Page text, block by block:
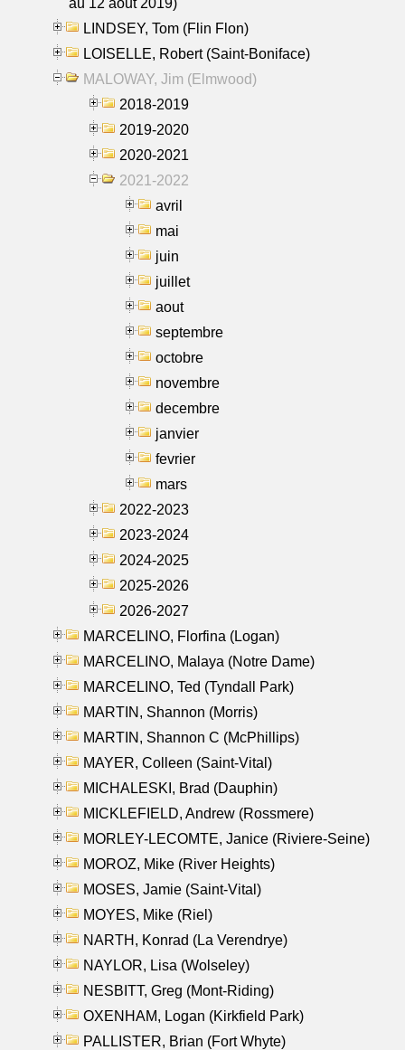
LINDSEY, Tom (Flin Flon)
LOISELLE, Robert (Saint-Boniface)
MALOWAY, Jim (Elmwood)
2018-2019
2019-2020
2020-2021
2021-2022
avril
mai
juin
juillet
aout
septembre
octobre
novembre
decembre
janvier
fevrier
mars
2022-2023
2023-2024
2024-2025
2025-2026
2026-2027
MARCELINO, Florfina (Logan)
MARCELINO, Malaya (Notre Dame)
MARCELINO, Ted (Tyndall Park)
MARTIN, Shannon (Morris)
MARTIN, Shannon C (McPhillips)
MAYER, Colleen (Saint-Vital)
MICHALESKI, Brad (Dauphin)
MICKLEFIELD, Andrew (Rossmere)
MORLEY-LECOMTE, Janice (Riviere-Seine)
MOROZ, Mike (River Heights)
MOSES, Jamie (Saint-Vital)
MOYES, Mike (Riel)
NARTH, Konrad (La Verendrye)
NAYLOR, Lisa (Wolseley)
NESBITT, Greg (Mont-Riding)
OXENHAM, Logan (Kirkfield Park)
PALLISTER, Brian (Fort Whyte)